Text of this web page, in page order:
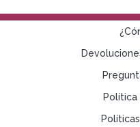
Política